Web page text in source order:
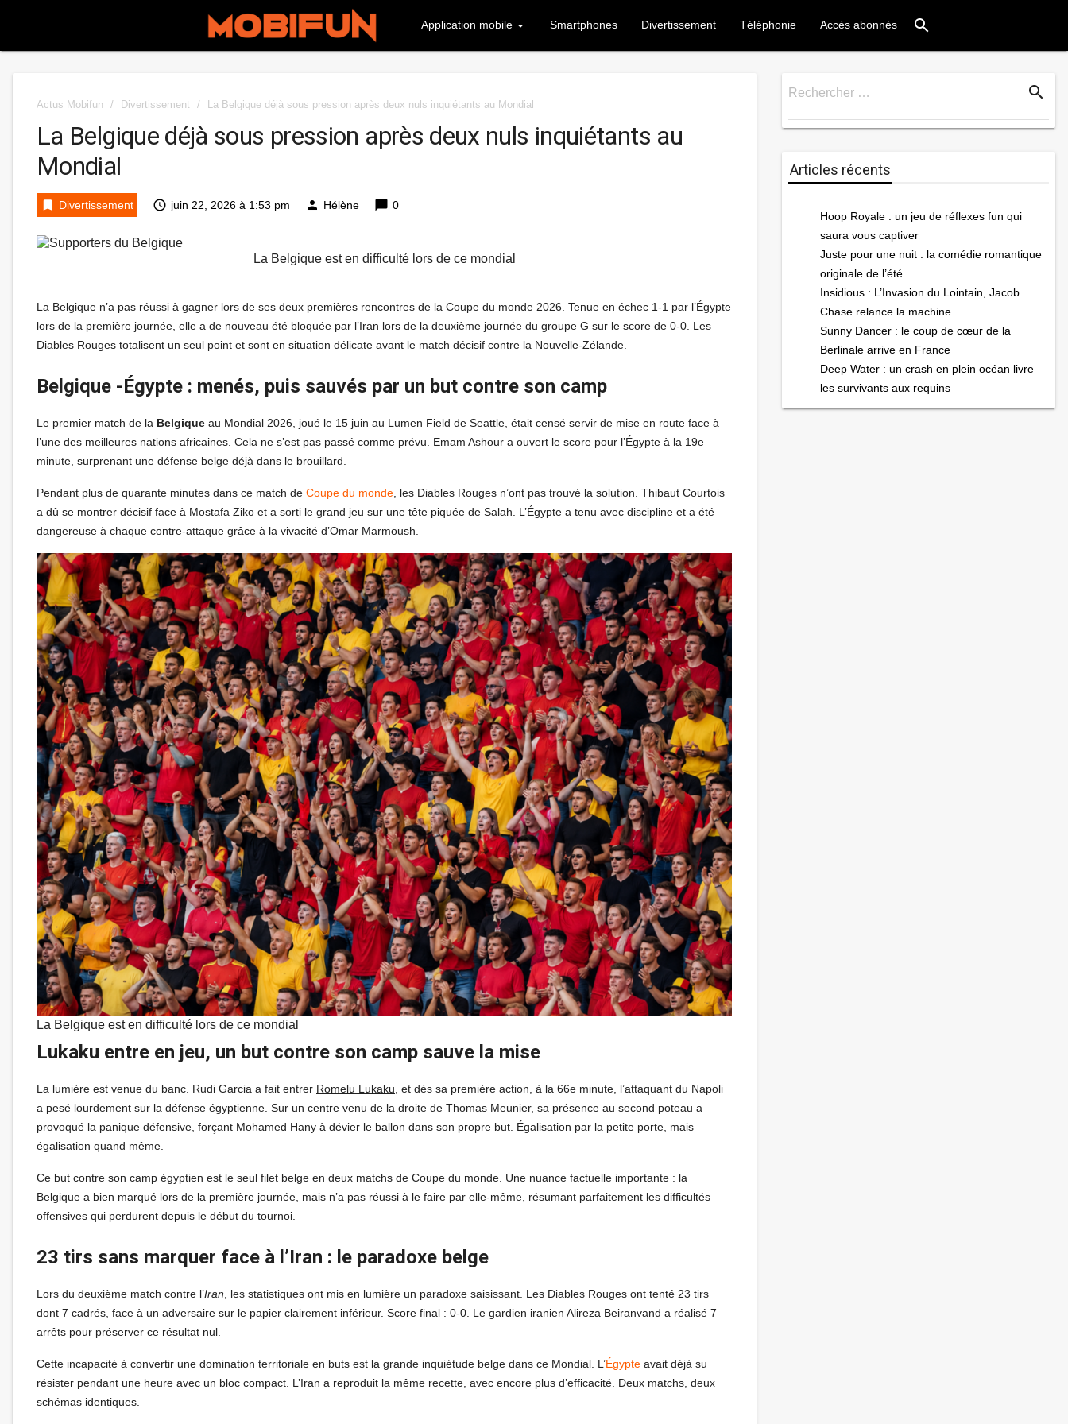
Application mobile Smartphones Divertissement Téléphonie Accès abonnés search
Actus Mobifun / Divertissement / La Belgique déjà sous pression après deux nuls inquiétants au Mondial
La Belgique déjà sous pression après deux nuls inquiétants au
Mondial
bookmark Divertissement access_time juin 22, 2026 à 1:53 pm person Hélène chat_bubble 0
La Belgique est en difficulté lors de ce mondial
La Belgique n’a pas réussi à gagner lors de ses deux premières rencontres de la Coupe du monde 2026. Tenue en échec 1-1 par l’Égypte
lors de la première journée, elle a de nouveau été bloquée par l’Iran lors de la deuxième journée du groupe G sur le score de 0-0. Les
Diables Rouges totalisent un seul point et sont en situation délicate avant le match décisif contre la Nouvelle-Zélande.
Belgique -Égypte : menés, puis sauvés par un but contre son camp
Le premier match de la Belgique au Mondial 2026, joué le 15 juin au Lumen Field de Seattle, était censé servir de mise en route face à
l’une des meilleures nations africaines. Cela ne s’est pas passé comme prévu. Emam Ashour a ouvert le score pour l’Égypte à la 19e
minute, surprenant une défense belge déjà dans le brouillard.
Pendant plus de quarante minutes dans ce match de Coupe du monde , les Diables Rouges n’ont pas trouvé la solution. Thibaut Courtois
a dû se montrer décisif face à Mostafa Ziko et a sorti le grand jeu sur une tête piquée de Salah. L’Égypte a tenu avec discipline et a été
dangereuse à chaque contre-attaque grâce à la vivacité d’Omar Marmoush.
La Belgique est en difficulté lors de ce mondial
Lukaku entre en jeu, un but contre son camp sauve la mise
La lumière est venue du banc. Rudi Garcia a fait entrer Romelu Lukaku , et dès sa première action, à la 66e minute, l’attaquant du Napoli
a pesé lourdement sur la défense égyptienne. Sur un centre venu de la droite de Thomas Meunier, sa présence au second poteau a
provoqué la panique défensive, forçant Mohamed Hany à dévier le ballon dans son propre but. Égalisation par la petite porte, mais
égalisation quand même.
Ce but contre son camp égyptien est le seul filet belge en deux matchs de Coupe du monde. Une nuance factuelle importante : la
Belgique a bien marqué lors de la première journée, mais n’a pas réussi à le faire par elle-même, résumant parfaitement les difficultés
offensives qui perdurent depuis le début du tournoi.
23 tirs sans marquer face à l’Iran : le paradoxe belge
Lors du deuxième match contre l’Iran , les statistiques ont mis en lumière un paradoxe saisissant. Les Diables Rouges ont tenté 23 tirs
dont 7 cadrés, face à un adversaire sur le papier clairement inférieur. Score final : 0-0. Le gardien iranien Alireza Beiranvand a réalisé 7
arrêts pour préserver ce résultat nul.
Cette incapacité à convertir une domination territoriale en buts est la grande inquiétude belge dans ce Mondial. L’Égypte avait déjà su
résister pendant une heure avec un bloc compact. L’Iran a reproduit la même recette, avec encore plus d’efficacité. Deux matchs, deux
schémas identiques.
Rechercher … search
Articles récents
Hoop Royale : un jeu de réflexes fun qui
saura vous captiver
Juste pour une nuit : la comédie romantique
originale de l’été
Insidious : L’Invasion du Lointain, Jacob
Chase relance la machine
Sunny Dancer : le coup de cœur de la
Berlinale arrive en France
Deep Water : un crash en plein océan livre
les survivants aux requins